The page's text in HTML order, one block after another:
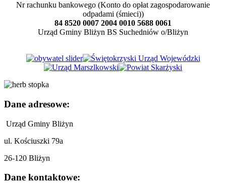
Nr rachunku bankowego (Konto do opłat zagospodarowanie
odpadami (śmieci))
84 8520 0007 2004 0010 5688 0061
Urząd Gminy Bliżyn BS Suchedniów o/Bliżyn
Dane adresowe:
Urząd Gminy Bliżyn
ul. Kościuszki 79a
26-120 Bliżyn
Dane kontaktowe: